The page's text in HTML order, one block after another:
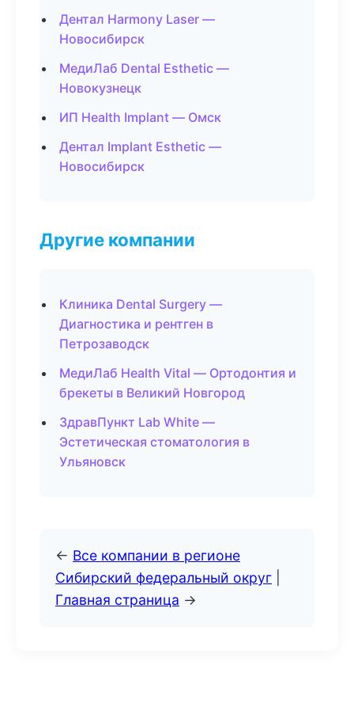
Дентал Harmony Laser —
Новосибирск
МедиЛаб Dental Esthetic —
Новокузнецк
ИП Health Implant — Омск
Дентал Implant Esthetic —
Новосибирск
Другие компании
Клиника Dental Surgery —
Диагностика и рентген в
Петрозаводск
МедиЛаб Health Vital — Ортодонтия и
брекеты в Великий Новгород
ЗдравПункт Lab White —
Эстетическая стоматология в
Ульяновск
← Все компании в регионе
Сибирский федеральный округ
Главная страница →